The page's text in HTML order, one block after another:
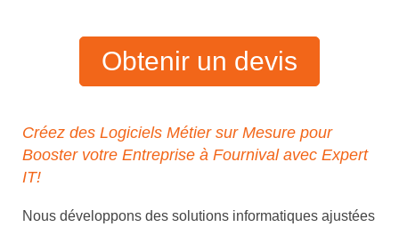
Obtenir un devis
Créez des Logiciels Métier sur Mesure pour
Booster votre Entreprise à Fournival avec Expert
IT!
Nous développons des solutions informatiques ajustées